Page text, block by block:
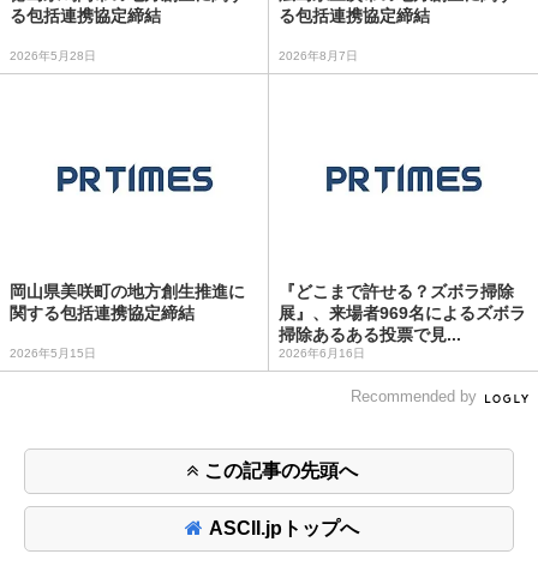
る包括連携協定締結
2026年5月28日
る包括連携協定締結
2026年8月7日
岡山県美咲町の地方創生推進に
関する包括連携協定締結
2026年5月15日
『どこまで許せる？ズボラ掃除
展』、来場者969名によるズボラ
掃除あるある投票で見...
2026年6月16日
Recommended by
この記事の先頭へ
ASCII.jpトップへ